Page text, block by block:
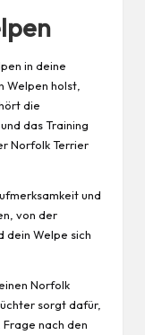
in deine
Welpen holst,
die
das Training
Norfolk Terrier
und
von der
dein Welpe sich
Norfolk
sorgt dafür,
Frage nach den